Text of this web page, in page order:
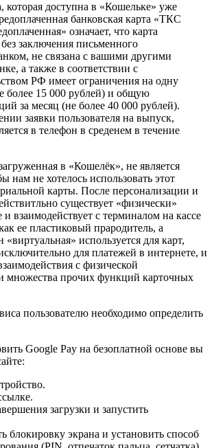
которая доступна в «Кошельке» уже
банковская карта «ТКС
означает, что карта
заключения письменного
не связана с вашими другими
а также в соответствии с
РФ имеет ограничения на одну
более 15 000 рублей) и общую
за месяц (не более 40 000 рублей).
заявки пользователя на выпуск,
в телефон в среденем в течение
в «Кошелёк», не является
нам не хотелось использовать этот
карты. После персонализации и
существует «физически»
взаимодействует с терминалом на кассе
ее пластиковый прародитель, а
используется для карт,
для платежей в интернете, и
с физической
множества прочих функций карточных
пользователю необходимо определить
Google Pay на безоплатной основе вы
загрузки и запустить
блокировку экрана и установить способ